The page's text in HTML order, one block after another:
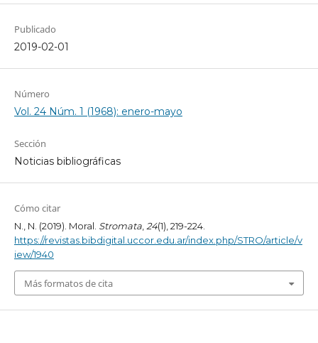
Publicado
2019-02-01
Número
Vol. 24 Núm. 1 (1968): enero-mayo
Sección
Noticias bibliográficas
Cómo citar
N., N. (2019). Moral. Stromata,24(1), 219-224.
https://revistas.bibdigital.uccor.edu.ar/index.php/STRO/article/v
iew/1940
Más formatos de cita